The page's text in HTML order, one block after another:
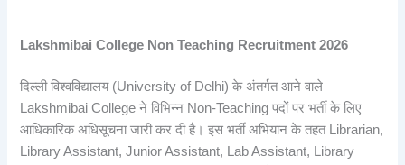
Lakshmibai College Non Teaching Recruitment 2026
दिल्ली विश्वविद्यालय (University of Delhi) के अंतर्गत आने वाले
Lakshmibai College ने विभिन्न Non-Teaching पदों पर भर्ती के लिए
आधिकारिक अधिसूचना जारी कर दी है। इस भर्ती अभियान के तहत Librarian,
Library Assistant, Junior Assistant, Lab Assistant, Library